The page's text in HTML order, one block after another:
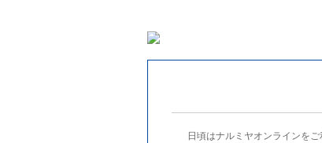
日頃はナルミヤオンラインを